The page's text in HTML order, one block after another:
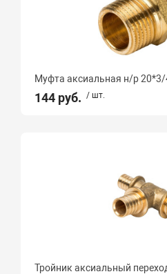
Муфта аксиальная н/р 20*3/
144 руб. / шт.
Тройник аксиальный